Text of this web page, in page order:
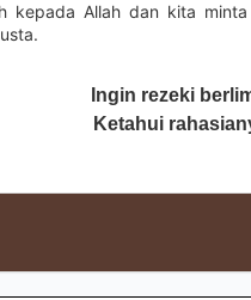
kepada Allah dan kita
Ingin rezeki
Ketahui